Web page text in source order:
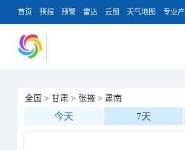
首页 预报 预警 雷达 云图 天气地图 专业
全国 > 甘肃 > 张掖 > 肃南
今天 7天